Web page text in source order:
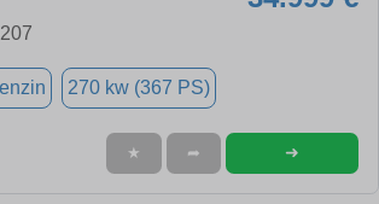
270 kw (367 PS)
★ ➦ ➜